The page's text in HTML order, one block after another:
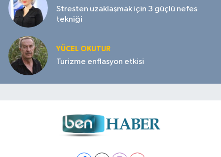
Stresten uzaklaşmak için 3 güçlü nefes
tekniği
YÜCEL OKUTUR
Turizme enflasyon etkisi